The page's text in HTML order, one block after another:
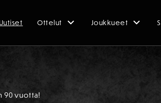
Ottelut Joukkueet
90 vuotta!